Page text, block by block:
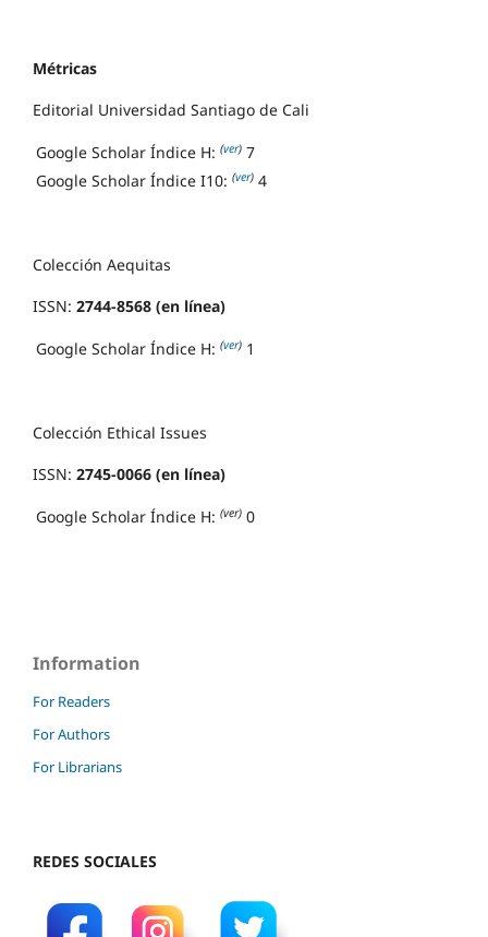
Métricas
Editorial Universidad Santiago de Cali
Google Scholar Índice H: (ver) 7
Google Scholar Índice I10: (ver) 4
Colección Aequitas
ISSN: 2744-8568 (en línea)
Google Scholar Índice H: (ver) 1
Colección Ethical Issues
ISSN: 2745-0066 (en línea)
Google Scholar Índice H: (ver) 0
Information
For Readers
For Authors
For Librarians
REDES SOCIALES